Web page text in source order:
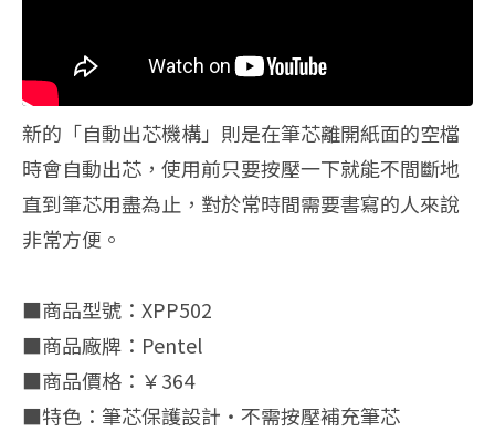
新的「自動出芯機構」則是在筆芯離開紙面的空檔
時會自動出芯，使用前只要按壓一下就能不間斷地
直到筆芯用盡為止，對於常時間需要書寫的人來說
非常方便。
■商品型號：XPP502
■商品廠牌：Pentel
■商品價格：￥364
■特色：筆芯保護設計・不需按壓補充筆芯